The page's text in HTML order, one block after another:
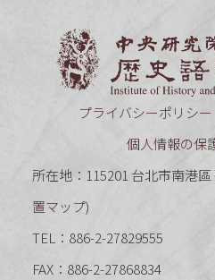
プライバシーポリシー
個人情報の保
所在地：115201 台北市南港
置マップ)
TEL：886-2-27829555
FAX：886-2-27868834